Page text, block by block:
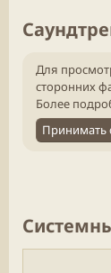
Для
сторонних
Более
Принимать